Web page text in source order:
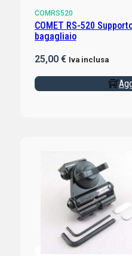
COMRS520
COMET RS-520
bagagliaio
25,00 € Iva inclusa